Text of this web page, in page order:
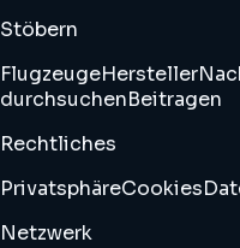
Stöbern
FlugzeugeHersteller
durchsuchenBeitragen
Rechtliches
PrivatsphäreCookies
Netzwerk